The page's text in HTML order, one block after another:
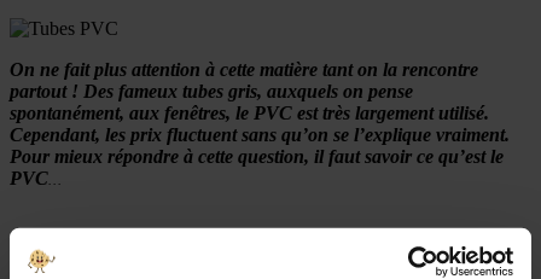
On ne fait plus attention à cette matière tant on la rencontre
partout ! Des fameux tubes gris, auxquels on pense
spontanément, aux fenêtres, le PVC est très largement utilisé.
Cependant, les prix fluctuent sans qu’on se l’explique vraiment.
Pour mieux répondre à cette question, il faut savoir ce qu’est le
PVC…